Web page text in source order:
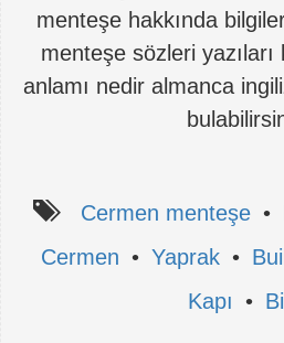
menteşe hakkında
menteşe sözleri
anlamı nedir almanca
Cermen menteşe •
Cermen • Yaprak •
Kapı •